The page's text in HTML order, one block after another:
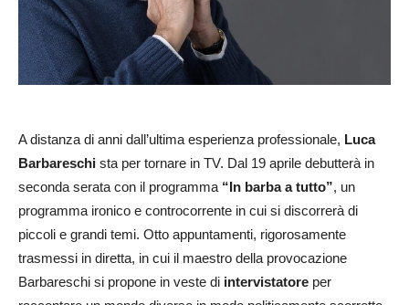
A distanza di anni dall’ultima esperienza professionale, Luca
Barbareschi sta per tornare in TV. Dal 19 aprile debutterà in
seconda serata con il programma “In barba a tutto”, un
programma ironico e controcorrente in cui si discorrerà di
piccoli e grandi temi. Otto appuntamenti, rigorosamente
trasmessi in diretta, in cui il maestro della provocazione
Barbareschi si propone in veste di intervistatore per